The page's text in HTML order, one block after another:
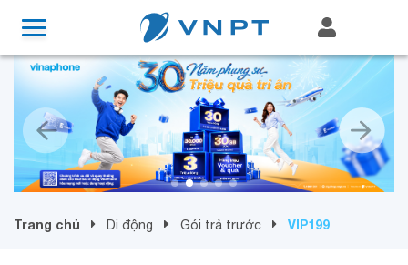
Trang chủ Di động Gói trả trước VIP199